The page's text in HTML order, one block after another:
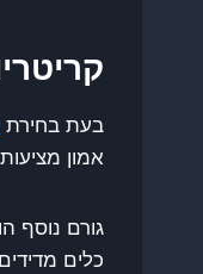
בעת בחירת
אמון
כלים